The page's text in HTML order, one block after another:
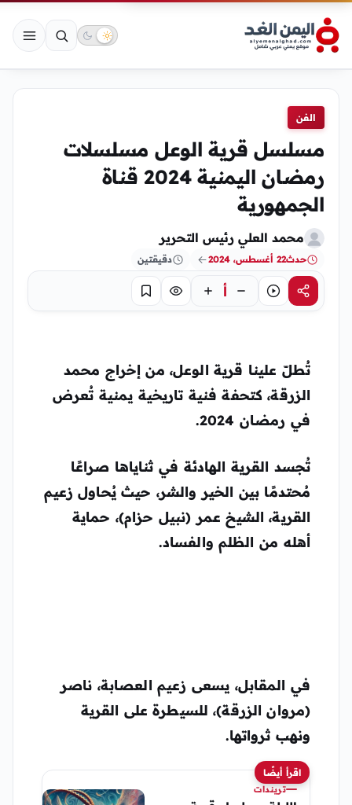
الفن
مسلسل قرية الوعل مسلسلات
رمضان اليمنية 2024 قناة
الجمهورية
محمد العلي رئيس التحرير
حدث22 أغسطس، 2024 دقيقتين
مشاركةاستماع أ تركيز حفظ
تُطلّ علينا قرية الوعل، من إخراج محمد
الزرقة، كتحفة فنية تاريخية يمنية تُعرض
في رمضان 2024.
تُجسد القرية الهادئة في ثناياها صراعًا
مُحتدمًا بين الخير والشر، حيث يُحاول زعيم
القرية، الشيخ عمر (نبيل حزام)، حماية
أهله من الظلم والفساد.
في المقابل، يسعى زعيم العصابة، ناصر
(مروان الزرقة)، للسيطرة على القرية
ونهب ثرواتها.
اقرأ أيضًا
تريندات